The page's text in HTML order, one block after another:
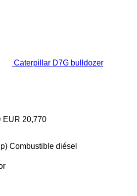
Caterpillar D7G bulldozer
EUR 20,770
Combustible diésel